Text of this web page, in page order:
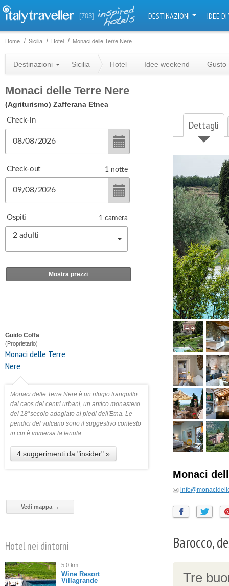
[703] DESTINAZIONI IDEE
Home Sicilia Hotel Monaci delle Terre Nere
Destinazioni Sicilia Hotel Idee weekend Gusto
Monaci delle Terre Nere
(Agriturismo) Zafferana Etnea
Dettagli
Monaci
Barocco,
Tre
Check-in
Check-out 1 notte
Ospiti
2 adulti
1 camera
Mostra prezzi
Guido Coffa
(Proprietario)
Monaci delle Terre
Nere
Monaci delle Terre Nere è un rifugio tranquillo
dal caos dei centri urbani, un antico monastero
del 18°secolo adagiato ai piedi dell'Etna. Le
pendici del vulcano sono il suggestivo contesto
in cui è immersa la tenuta.
4 suggerimenti da "insider" »
Vedi mappa →
Hotel nei dintorni
5,0 km
Wine Resort
Villagrande